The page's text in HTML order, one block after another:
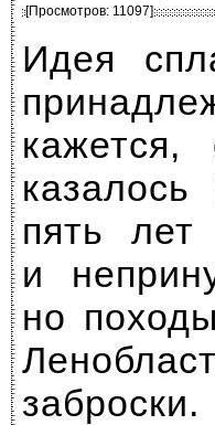
[Просмотров: 11097]
Идея
пять лет
и
но
заброски.